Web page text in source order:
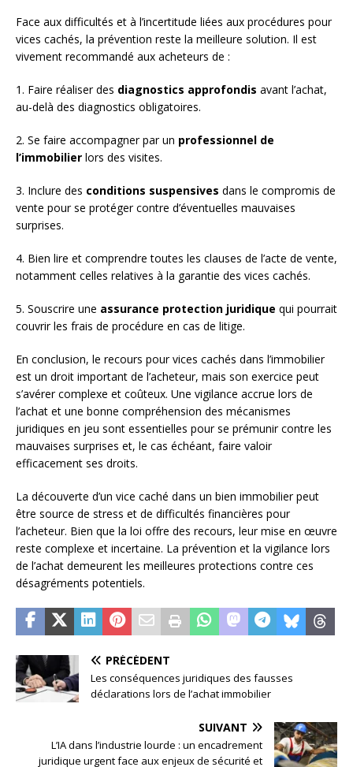
Face aux difficultés et à l’incertitude liées aux procédures pour
vices cachés, la prévention reste la meilleure solution. Il est
vivement recommandé aux acheteurs de :
1. Faire réaliser des diagnostics approfondis avant l’achat,
au-delà des diagnostics obligatoires.
2. Se faire accompagner par un professionnel de
l’immobilier lors des visites.
3. Inclure des conditions suspensives dans le compromis de
vente pour se protéger contre d’éventuelles mauvaises
surprises.
4. Bien lire et comprendre toutes les clauses de l’acte de vente,
notamment celles relatives à la garantie des vices cachés.
5. Souscrire une assurance protection juridique qui pourrait
couvrir les frais de procédure en cas de litige.
En conclusion, le recours pour vices cachés dans l’immobilier
est un droit important de l’acheteur, mais son exercice peut
s’avérer complexe et coûteux. Une vigilance accrue lors de
l’achat et une bonne compréhension des mécanismes
juridiques en jeu sont essentielles pour se prémunir contre les
mauvaises surprises et, le cas échéant, faire valoir
efficacement ses droits.
La découverte d’un vice caché dans un bien immobilier peut
être source de stress et de difficultés financières pour
l’acheteur. Bien que la loi offre des recours, leur mise en œuvre
reste complexe et incertaine. La prévention et la vigilance lors
de l’achat demeurent les meilleures protections contre ces
désagréments potentiels.
PRÉCÉDENT
Les conséquences juridiques des fausses
déclarations lors de l’achat immobilier
SUIVANT
L’IA dans l’industrie lourde : un encadrement
juridique urgent face aux enjeux de sécurité et